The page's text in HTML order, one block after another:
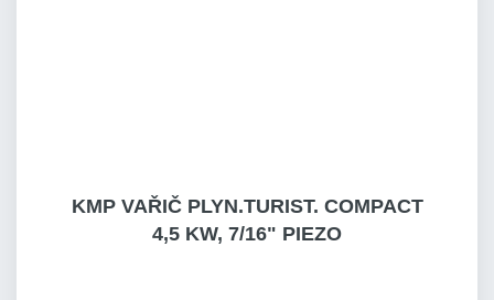
KMP VAŘIČ PLYN.TURIST. COMPACT
4,5 KW, 7/16" PIEZO